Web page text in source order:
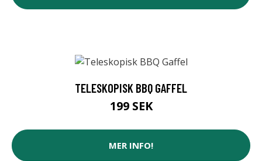
TELESKOPISK BBQ GAFFEL
199 SEK
MER INFO!